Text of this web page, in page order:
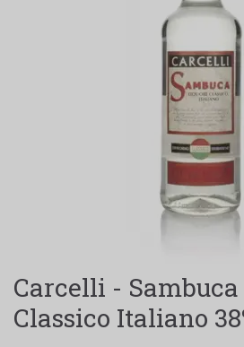
Carcelli -
Classico Italiano